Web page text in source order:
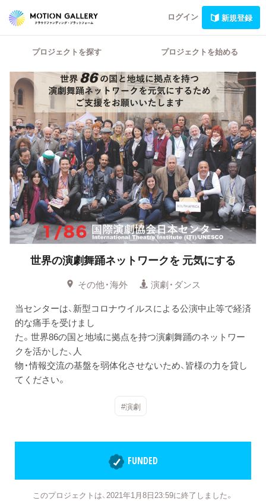
ログイン 新規登録
プロジェクトを探す プロジェクトを始める
世界の演劇舞踊ネットワークを 元気にする
その他・海外
演劇・ダンス
当センターは、新型コロナウイルスによる公演中止等で経済
的な痛手を受けまし
た。世界86の国と地域に拠点を持つ演劇舞踊のネットワー
クを活かした、人
物・情報交流の基盤を弱体化させないため、皆様の力を貸し
てください。
#演劇
FUNDED
このプロジェクトは、2021年1月8日23:59に終了しました。